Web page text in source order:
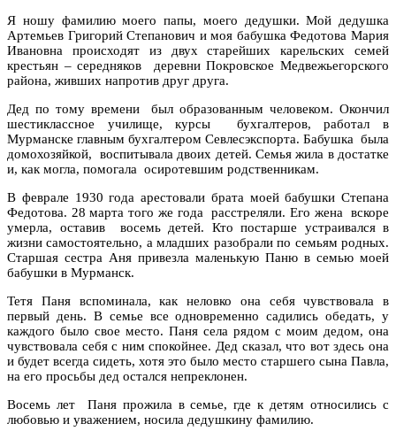
Я ношу фамилию моего папы, моего дедушки. Мой дедушка
Артемьев Григорий Степанович и моя бабушка Федотова Мария
Ивановна происходят из двух старейших карельских семей
крестьян – середняков деревни Покровское Медвежьегорского
района, живших напротив друг друга.
Дед по тому времени был образованным человеком. Окончил
шестиклассное училище, курсы бухгалтеров, работал в
Мурманске главным бухгалтером Севлесэкспорта. Бабушка была
домохозяйкой, воспитывала двоих детей. Семья жила в достатке
и, как могла, помогала осиротевшим родственникам.
В феврале 1930 года арестовали брата моей бабушки Степана
Федотова. 28 марта того же года расстреляли. Его жена вскоре
умерла, оставив восемь детей. Кто постарше устраивался в
жизни самостоятельно, а младших разобрали по семьям родных.
Старшая сестра Аня привезла маленькую Паню в семью моей
бабушки в Мурманск.
Тетя Паня вспоминала, как неловко она себя чувствовала в
первый день. В семье все одновременно садились обедать, у
каждого было свое место. Паня села рядом с моим дедом, она
чувствовала себя с ним спокойнее. Дед сказал, что вот здесь она
и будет всегда сидеть, хотя это было место старшего сына Павла,
на его просьбы дед остался непреклонен.
Восемь лет Паня прожила в семье, где к детям относились с
любовью и уважением, носила дедушкину фамилию.